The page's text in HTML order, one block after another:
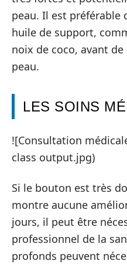
peau. Il est préférable
huile de support,
noix de coco, avant
peau.
LES SOINS
![Consultation
class output.jpg)
Si le bouton est très
montre aucune
jours, il peut être
professionnel de la
profonds peuvent